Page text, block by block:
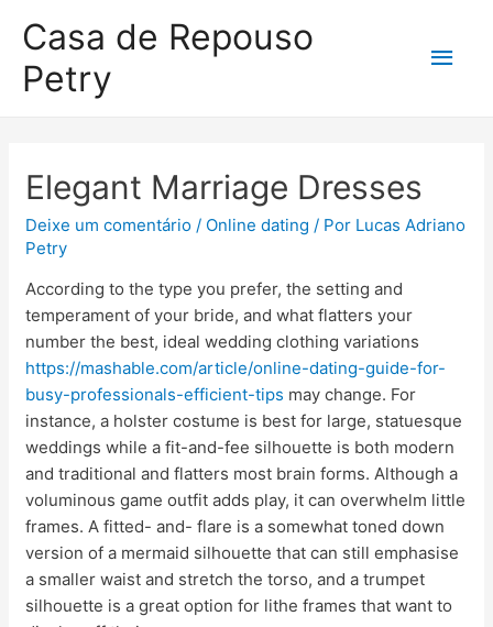
Casa de Repouso
Petry
Elegant Marriage Dresses
Deixe um comentário / Online dating / Por Lucas Adriano
Petry
According to the type you prefer, the setting and
temperament of your bride, and what flatters your
number the best, ideal wedding clothing variations
https://mashable.com/article/online-dating-guide-for-
busy-professionals-efficient-tips may change. For
instance, a holster costume is best for large, statuesque
weddings while a fit-and-fee silhouette is both modern
and traditional and flatters most brain forms. Although a
voluminous game outfit adds play, it can overwhelm little
frames. A fitted- and- flare is a somewhat toned down
version of a mermaid silhouette that can still emphasise
a smaller waist and stretch the torso, and a trumpet
silhouette is a great option for lithe frames that want to